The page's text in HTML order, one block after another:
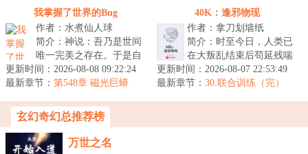
区“战斧座...
战姜难
代，有人试图...
我掌握了世界的Bug
作者：水煮仙人球
简介：神说：吾乃是世间
唯一完美之存在。于是自
祂诞生之后，原本完美无
瑕的世界，出现了瑕疵。
更新时间：2026-08-08 09:22:24
最新章节： 第548章 磁光巨蟒
40K：逢邪物现
作者：拿刀划墙纸
简介：时至今日，人类已
在大叛乱结束后苟延残喘
了整整一万年。新生儿不
再学习曾经的历史，过往
更新时间：2026-08-07 22:53:49
最新章节： 30.联合训练（完）
玄幻奇幻总推荐榜
万世之名